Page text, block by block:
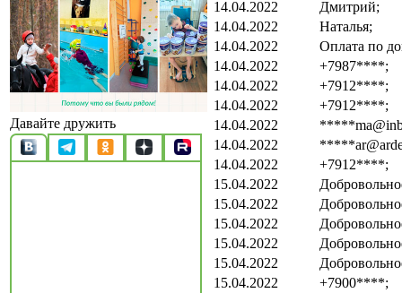
Давайте дружить
14.04.2022
Дмитрий;
14.04.2022
Наталья;
14.04.2022
Оплата по
14.04.2022
+7987****;
14.04.2022
+7912****;
14.04.2022
+7912****;
14.04.2022
14.04.2022
14.04.2022
+7912****;
15.04.2022
15.04.2022
15.04.2022
15.04.2022
15.04.2022
15.04.2022
+7900****;